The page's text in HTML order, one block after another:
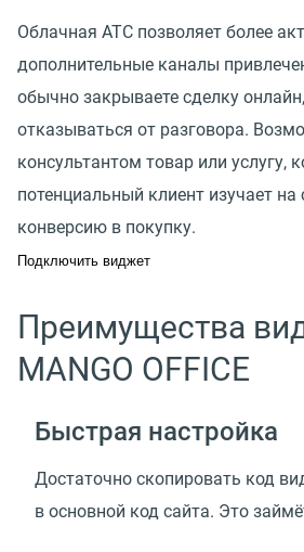
Облачная АТС позволяет более
дополнительные каналы
обычно закрываете сделку
отказываться от разговора.
консультантом товар или услугу,
потенциальный клиент изучает на
конверсию в покупку.
Подключить виджет
Преимущества
MANGO OFFICE
Быстрая настройка
Достаточно скопировать код
в основной код сайта. Это